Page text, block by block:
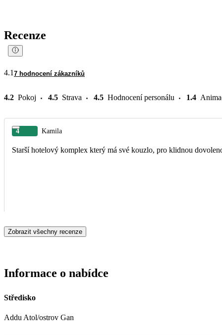
Recenze
4.1 7 hodnocení zákazníků
4.2 Pokoj 4.5 Strava 4.5 Hodnocení personálu 1.4
4 Kamila
Starší hotelový komplex který má své kouzlo, pro klidnou
Zobrazit všechny recenze
Informace o nabídce
Středisko
Addu Atol/ostrov Gan